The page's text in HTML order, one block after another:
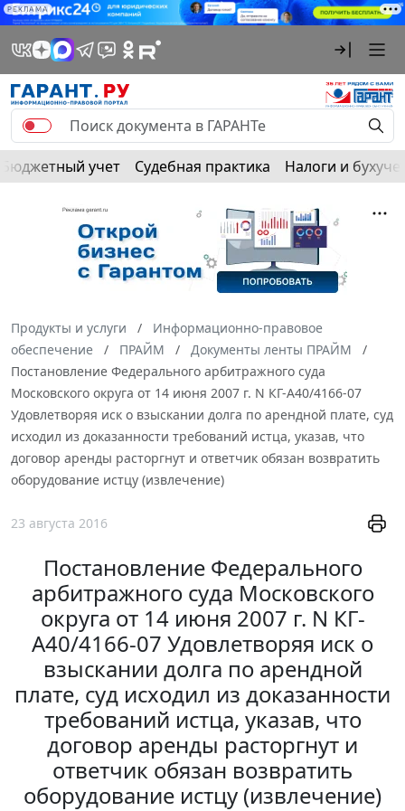
РЕКЛАМА
Бюджетный учет Судебная практика Налоги и
Продукты и услуги
Информационно-правовое
обеспечение
ПРАЙМ
Документы ленты ПРАЙМ
Постановление Федерального арбитражного суда
Московского округа от 14 июня 2007 г. N КГ-А40/4166-07
Удовлетворяя иск о взыскании долга по арендной плате, суд
исходил из доказанности требований истца, указав, что
договор аренды расторгнут и ответчик обязан возвратить
оборудование истцу (извлечение)
23 августа 2016
Постановление Федерального
арбитражного суда Московского
округа от 14 июня 2007 г. N КГ-
А40/4166-07 Удовлетворяя иск о
взыскании долга по арендной
плате, суд исходил из доказанности
требований истца, указав, что
договор аренды расторгнут и
ответчик обязан возвратить
оборудование истцу (извлечение)